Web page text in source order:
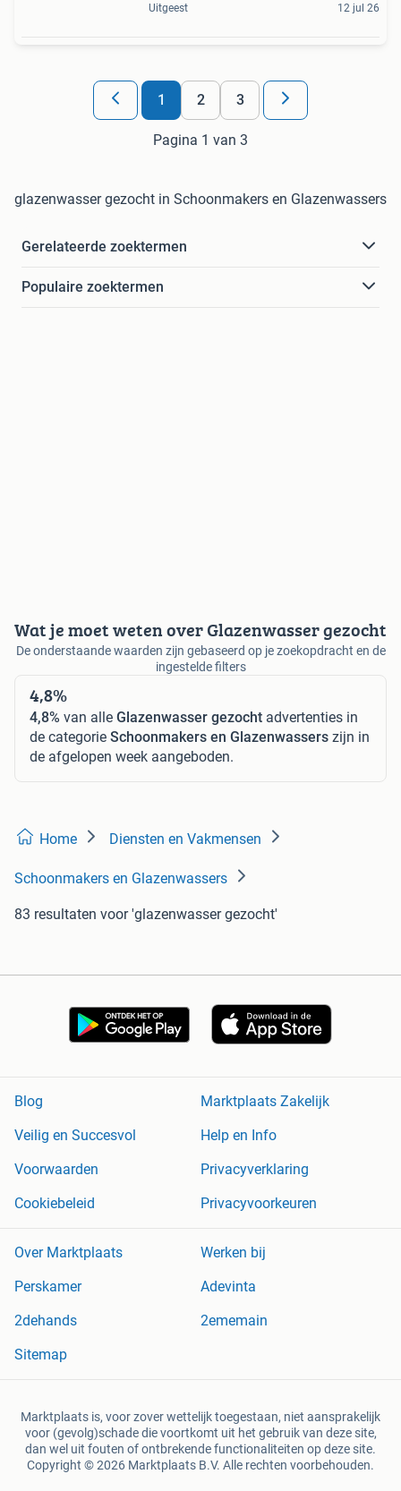
Uitgeest 12 jul 26
1 2 3
Pagina 1 van 3
glazenwasser gezocht in Schoonmakers en Glazenwassers
Gerelateerde zoektermen
Populaire zoektermen
Wat je moet weten over Glazenwasser gezocht
De onderstaande waarden zijn gebaseerd op je zoekopdracht en de
ingestelde filters
4,8%
4,8% van alle Glazenwasser gezocht advertenties in
de categorie Schoonmakers en Glazenwassers zijn in
de afgelopen week aangeboden.
Home Diensten en Vakmensen
Schoonmakers en Glazenwassers
83 resultaten voor 'glazenwasser gezocht'
Blog
Marktplaats Zakelijk
Veilig en Succesvol
Help en Info
Voorwaarden
Privacyverklaring
Cookiebeleid
Privacyvoorkeuren
Over Marktplaats
Werken bij
Perskamer
Adevinta
2dehands
2ememain
Sitemap
Marktplaats is, voor zover wettelijk toegestaan, niet aansprakelijk
voor (gevolg)schade die voortkomt uit het gebruik van deze site,
dan wel uit fouten of ontbrekende functionaliteiten op deze site.
Copyright © 2026 Marktplaats B.V. Alle rechten voorbehouden.